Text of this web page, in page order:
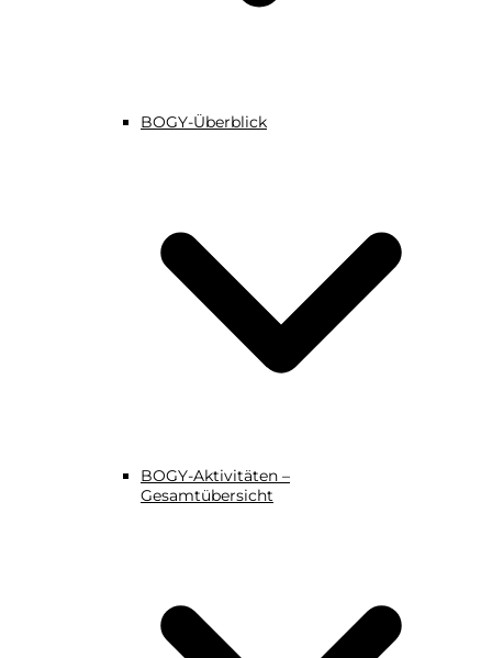
BOGY-Überblick
BOGY-Aktivitäten –
Gesamtübersicht